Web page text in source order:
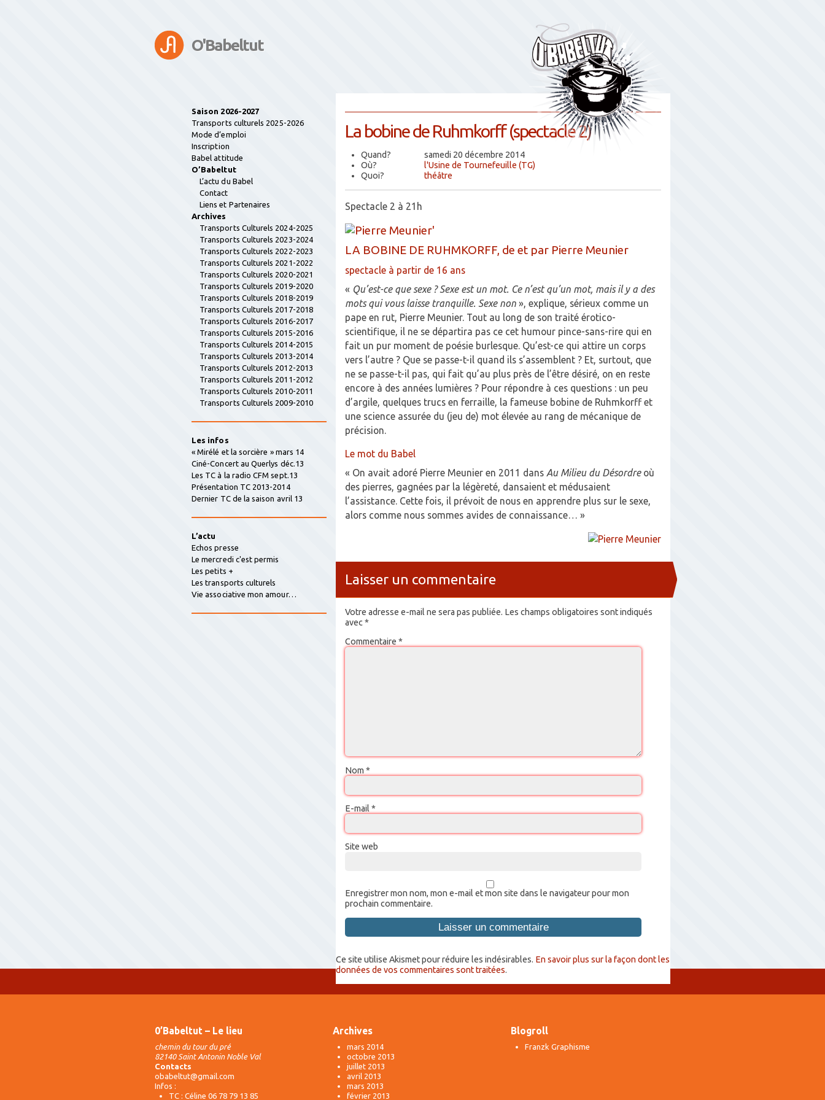
O'Babeltut
La bobine de Ruhmkorff (spectacle 2)
Quand?
samedi 20 décembre 2014
Où?
l'Usine de Tournefeuille (TG)
Quoi?
théâtre
Spectacle 2 à 21h
LA BOBINE DE RUHMKORFF, de et par Pierre Meunier
spectacle à partir de 16 ans
« Qu’est-ce que sexe ? Sexe est un mot. Ce n’est qu’un mot, mais il y a des
mots qui vous laisse tranquille. Sexe non », explique, sérieux comme un
pape en rut, Pierre Meunier. Tout au long de son traité érotico-
scientifique, il ne se départira pas ce cet humour pince-sans-rire qui en
fait un pur moment de poésie burlesque. Qu’est-ce qui attire un corps
vers l’autre ? Que se passe-t-il quand ils s’assemblent ? Et, surtout, que
ne se passe-t-il pas, qui fait qu’au plus près de l’être désiré, on en reste
encore à des années lumières ? Pour répondre à ces questions : un peu
d’argile, quelques trucs en ferraille, la fameuse bobine de Ruhmkorff et
une science assurée du (jeu de) mot élevée au rang de mécanique de
précision.
Le mot du Babel
« On avait adoré Pierre Meunier en 2011 dans Au Milieu du Désordre où
des pierres, gagnées par la légèreté, dansaient et médusaient
l’assistance. Cette fois, il prévoit de nous en apprendre plus sur le sexe,
alors comme nous sommes avides de connaissance… »
Laisser un commentaire
Votre adresse e-mail ne sera pas publiée. Les champs obligatoires sont indiqués
avec *
Commentaire *
Nom *
E-mail *
Site web
Enregistrer mon nom, mon e-mail et mon site dans le navigateur pour mon
prochain commentaire.
Ce site utilise Akismet pour réduire les indésirables. En savoir plus sur la façon dont les
données de vos commentaires sont traitées.
Saison 2026-2027
Transports culturels 2025-2026
Mode d’emploi
Inscription
Babel attitude
O’Babeltut
L’actu du Babel
Contact
Liens et Partenaires
Archives
Transports Culturels 2024-2025
Transports Culturels 2023-2024
Transports Culturels 2022-2023
Transports Culturels 2021-2022
Transports Culturels 2020-2021
Transports Culturels 2019-2020
Transports Culturels 2018-2019
Transports Culturels 2017-2018
Transports Culturels 2016-2017
Transports Culturels 2015-2016
Transports Culturels 2014-2015
Transports Culturels 2013-2014
Transports Culturels 2012-2013
Transports Culturels 2011-2012
Transports Culturels 2010-2011
Transports Culturels 2009-2010
Les infos
« Mirélé et la sorcière » mars 14
Ciné-Concert au Querlys déc.13
Les TC à la radio CFM sept.13
Présentation TC 2013-2014
Dernier TC de la saison avril 13
L’actu
Echos presse
Le mercredi c'est permis
Les petits +
Les transports culturels
Vie associative mon amour…
0’Babeltut – Le lieu
chemin du tour du pré
82140 Saint Antonin Noble Val
Contacts
obabeltut@gmail.com
Infos :
TC : Céline 06 78 79 13 85
Archives
mars 2014
octobre 2013
juillet 2013
avril 2013
mars 2013
février 2013
Blogroll
Franzk Graphisme